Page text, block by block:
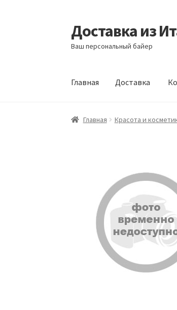
Перейти
к
навигации
Перейти
к
содержимому
Доставка из
Ваш персональный байер
Главная Доставка
Главная Доставка
Главная Красота и